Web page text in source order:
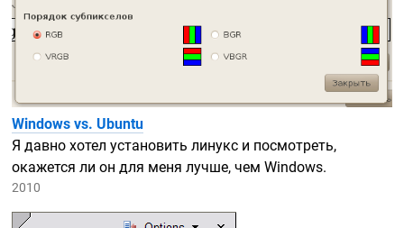
Windows vs. Ubuntu
Я давно хотел установить линукс и посмотреть,
окажется ли он для меня лучше, чем Windows.
2010